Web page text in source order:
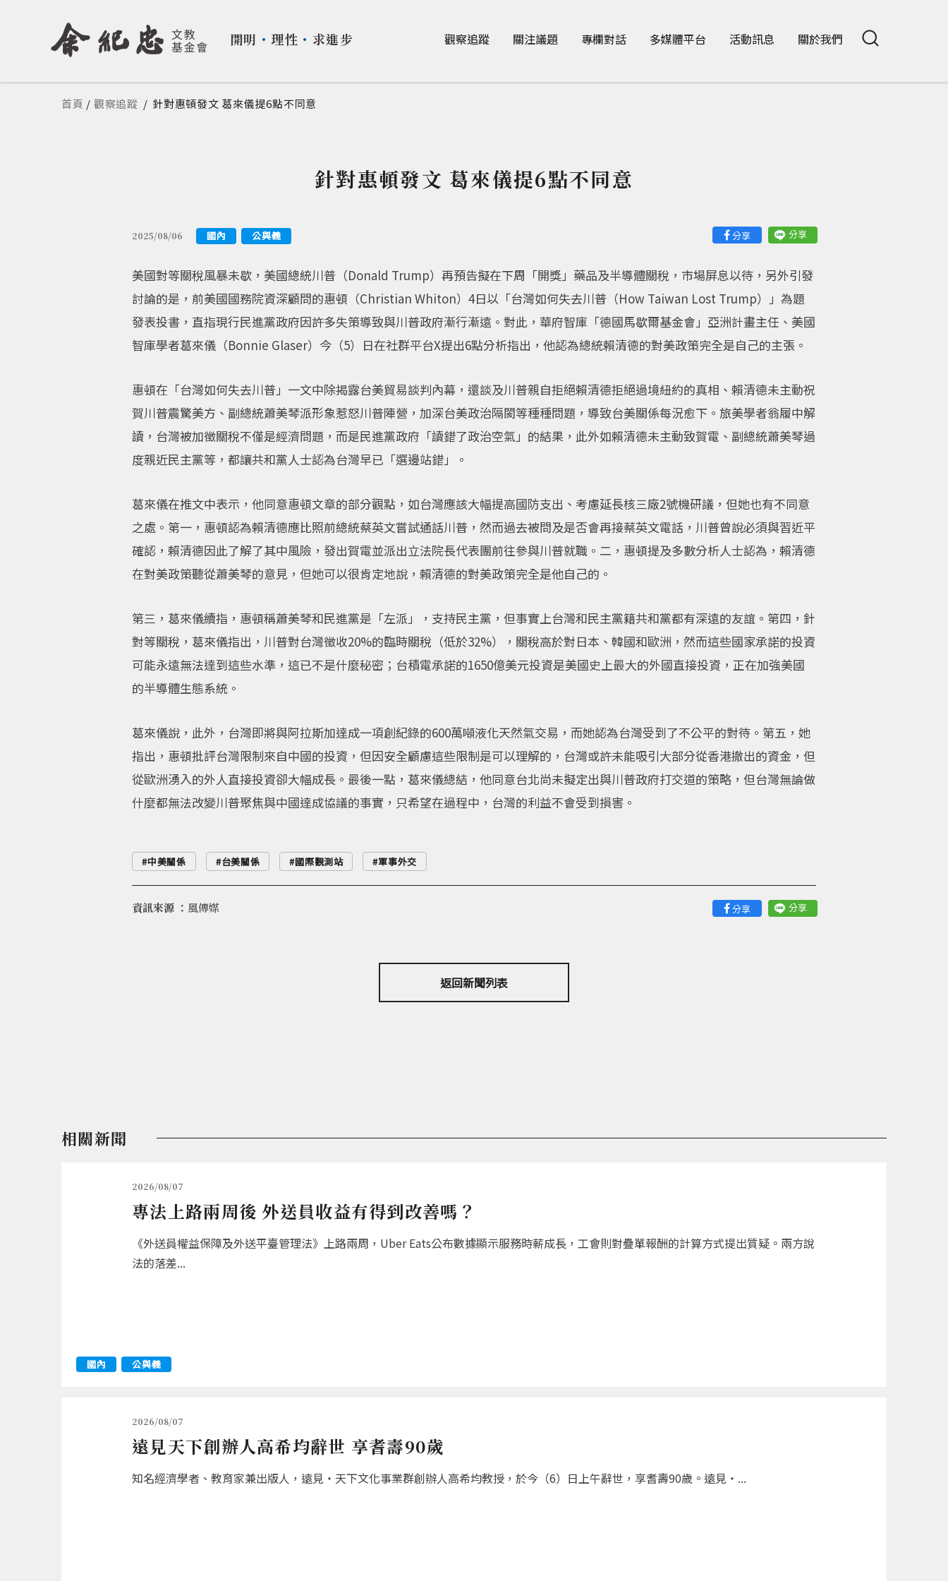
開明 ・ 理性 ・ 求進步 觀察追蹤 關注議題 專欄對話 多媒體平台 活動訊息 關於我們
您在這裡
首頁 / 觀察追蹤 / 針對惠頓發文 葛來儀提6點不同意
針對惠頓發文 葛來儀提6點不同意
2025/08/06 分享 分享
國內 公與義
美國對等關稅風暴未歇，美國總統川普（Donald Trump）再預告擬在下周「開獎」藥品及半導體關稅，市場屏息以待，另外引發
討論的是，前美國國務院資深顧問的惠頓（Christian Whiton）4日以「台灣如何失去川普（How Taiwan Lost Trump）」為題
發表投書，直指現行民進黨政府因許多失策導致與川普政府漸行漸遠。對此，華府智庫「德國馬歇爾基金會」亞洲計畫主任、美國
智庫學者葛來儀（Bonnie Glaser）今（5）日在社群平台X提出6點分析指出，他認為總統賴清德的對美政策完全是自己的主張。
惠頓在「台灣如何失去川普」一文中除揭露台美貿易談判內幕，還談及川普親自拒絕賴清德拒絕過境紐約的真相、賴清德未主動祝
賀川普震驚美方、副總統蕭美琴派形象惹怒川普陣營，加深台美政治隔閡等種種問題，導致台美關係每況愈下。旅美學者翁履中解
讀，台灣被加徵關稅不僅是經濟問題，而是民進黨政府「讀錯了政治空氣」的結果，此外如賴清德未主動致賀電、副總統蕭美琴過
度親近民主黨等，都讓共和黨人士認為台灣早已「選邊站錯」。
葛來儀在推文中表示，他同意惠頓文章的部分觀點，如台灣應該大幅提高國防支出、考慮延長核三廠2號機研議，但她也有不同意
之處。第一，惠頓認為賴清德應比照前總統蔡英文嘗試通話川普，然而過去被問及是否會再接蔡英文電話，川普曾說必須與習近平
確認，賴清德因此了解了其中風險，發出賀電並派出立法院長代表團前往參與川普就職。二，惠頓提及多數分析人士認為，賴清德
在對美政策聽從蕭美琴的意見，但她可以很肯定地說，賴清德的對美政策完全是他自己的。
第三，葛來儀續指，惠頓稱蕭美琴和民進黨是「左派」，支持民主黨，但事實上台灣和民主黨籍共和黨都有深遠的友誼。第四，針
對等關稅，葛來儀指出，川普對台灣徵收20%的臨時關稅（低於32%），關稅高於對日本、韓國和歐洲，然而這些國家承諾的投資
可能永遠無法達到這些水準，這已不是什麼秘密；台積電承諾的1650億美元投資是美國史上最大的外國直接投資，正在加強美國
的半導體生態系統。
葛來儀說，此外，台灣即將與阿拉斯加達成一項創紀錄的600萬噸液化天然氣交易，而她認為台灣受到了不公平的對待。第五，她
指出，惠頓批評台灣限制來自中國的投資，但因安全顧慮這些限制是可以理解的，台灣或許未能吸引大部分從香港撤出的資金，但
從歐洲湧入的外人直接投資卻大幅成長。最後一點，葛來儀總結，他同意台北尚未擬定出與川普政府打交道的策略，但台灣無論做
什麼都無法改變川普聚焦與中國達成協議的事實，只希望在過程中，台灣的利益不會受到損害。
中美關係 台美關係 國際觀測站 軍事外交
分享 分享
資訊來源 ： 風傳媒
返回新聞列表
相關新聞
2026/08/07
專法上路兩周後 外送員收益有得到改善嗎？
《外送員權益保障及外送平臺管理法》上路兩周，Uber Eats公布數據顯示服務時薪成長，工會則對疊單報酬的計算方式提出質疑。兩方說
法的落差...
國內 公與義
2026/08/07
遠見天下創辦人高希均辭世 享耆壽90歲
知名經濟學者、教育家兼出版人，遠見‧天下文化事業群創辦人高希均教授，於今（6）日上午辭世，享耆壽90歲。遠見‧...